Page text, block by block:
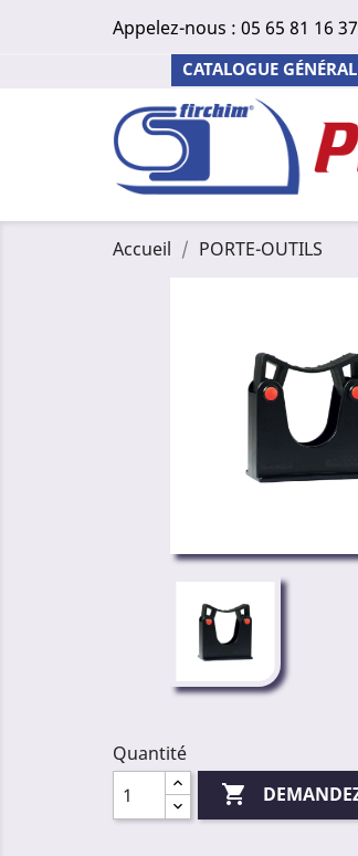
Appelez-nous : 05 65 81 16 37
CATALOGUE
Accueil PORTE-OUTILS
Quantité
